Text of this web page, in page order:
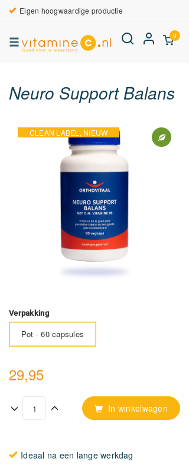
Eigen hoogwaardige productie
0
Neuro Support Balans
CLEAN LABEL, NIEUW
Verpakking
Pot - 60 capsules
29,95
In winkelwagen
Ideaal na een lange werkdag